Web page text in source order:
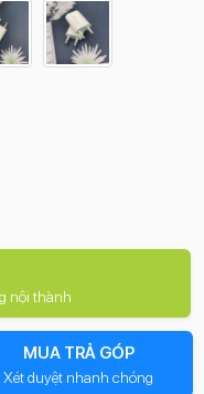
nội thành
MUA TRẢ GÓP
Xét duyệt nhanh chóng